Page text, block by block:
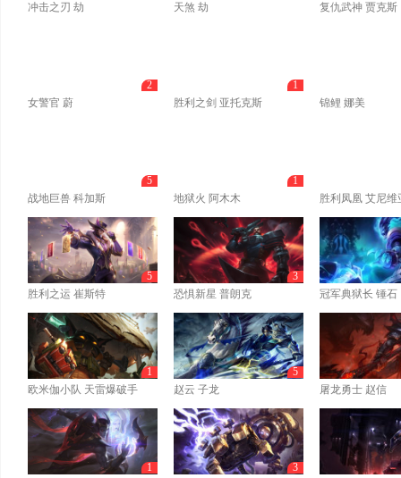
冲击之刃 劫
天煞 劫
复仇武神 贾克斯
女警官 蔚
2
胜利之剑 亚托克斯
1
锦鲤 娜美
战地巨兽 科加斯
5
地狱火 阿木木
1
胜利凤凰 艾尼维
胜利之运 崔斯特
5
恐惧新星 普朗克
3
冠军典狱长 锤石
欧米伽小队 天雷爆破手
1
赵云 子龙
5
屠龙勇士 赵信
1
3